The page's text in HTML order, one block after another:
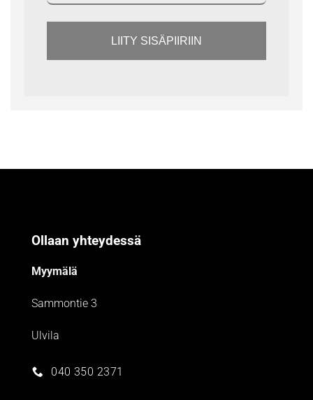
LIITY SISÄPIIRIIN
Ollaan yhteydessä
Myymälä
Sammontie 3
Ulvila
040 350 2371